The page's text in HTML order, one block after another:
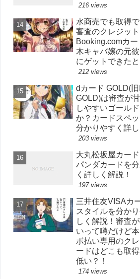
216 views
水商売でも取得
審査のクレジッ
Booking.comカ
木キャバ嬢の元
にゲットできた
212 views
dカード GOLD(
GOLD)は審査が
しやすいゴール
か？カードスペ
分かりやすく詳し
203 views
大丸松坂屋カー
パンダカードを
く詳しく解説！
197 views
三井住友VISAカ
スタイルを分か
しく解説！審査
いって噂だけど
ボ払い専用のク
ードはどこも取
低い？！
174 views